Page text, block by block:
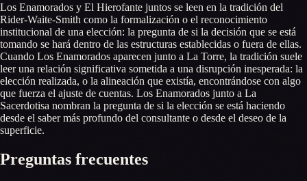
Los Enamorados y El Hierofante juntos se leen en la tradición del
Rider-Waite-Smith como la formalización o el reconocimiento
institucional de una elección: la pregunta de si la decisión que se está
tomando se hará dentro de las estructuras establecidas o fuera de ellas.
Cuando Los Enamorados aparecen junto a La Torre, la tradición suele
leer una relación significativa sometida a una disrupción inesperada: la
elección realizada, o la alineación que existía, encontrándose con algo
que fuerza el ajuste de cuentas. Los Enamorados junto a La
Sacerdotisa nombran la pregunta de si la elección se está haciendo
desde el saber más profundo del consultante o desde el deseo de la
superficie.
Preguntas frecuentes